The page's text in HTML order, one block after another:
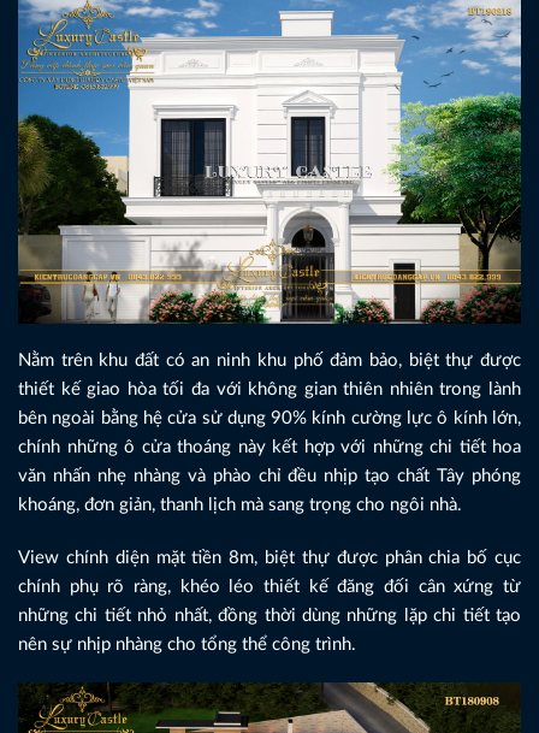
Nằm trên khu đất có an ninh khu phố đảm bảo, biệt thự được
thiết kế giao hòa tối đa với không gian thiên nhiên trong lành
bên ngoài bằng hệ cửa sử dụng 90% kính cường lực ô kính lớn,
chính những ô cửa thoáng này kết hợp với những chi tiết hoa
văn nhấn nhẹ nhàng và phào chỉ đều nhịp tạo chất Tây phóng
khoáng, đơn giản, thanh lịch mà sang trọng cho ngôi nhà.
View chính diện mặt tiền 8m, biệt thự được phân chia bố cục
chính phụ rõ ràng, khéo léo thiết kế đăng đối cân xứng từ
những chi tiết nhỏ nhất, đồng thời dùng những lặp chi tiết tạo
nên sự nhịp nhàng cho tổng thể công trình.